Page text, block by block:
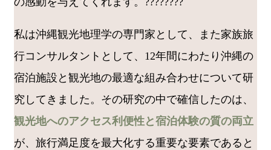
私は沖縄観光地理学の専門家として、また家族旅
行コンサルタントとして、12年間にわたり沖縄の
宿泊施設と観光地の最適な組み合わせについて研
究してきました。その研究の中で確信したのは、
観光地へのアクセス利便性と宿泊体験の質の両立
が、旅行満足度を最大化する重要な要素であると